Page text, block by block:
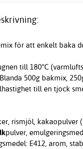
för att enkelt baka
till 180°C
500g bakmix,
till en tjock
rismjöl, kakaopulver
pulver,
E412, arom,